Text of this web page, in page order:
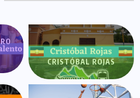
CRISTÓBAL ROJAS